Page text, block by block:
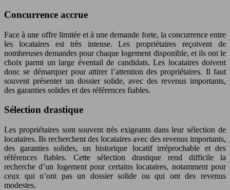
Concurrence accrue
Face à une offre limitée et à une demande forte, la concurrence entre
les locataires est très intense. Les propriétaires reçoivent de
nombreuses demandes pour chaque logement disponible, et ils ont le
choix parmi un large éventail de candidats. Les locataires doivent
donc se démarquer pour attirer l’attention des propriétaires. Il faut
souvent présenter un dossier solide, avec des revenus importants,
des garanties solides et des références fiables.
Sélection drastique
Les propriétaires sont souvent très exigeants dans leur sélection de
locataires. Ils recherchent des locataires avec des revenus importants,
des garanties solides, un historique locatif irréprochable et des
références fiables. Cette sélection drastique rend difficile la
recherche d’un logement pour certains locataires, notamment pour
ceux qui n’ont pas un dossier solide ou qui ont des revenus
modestes.